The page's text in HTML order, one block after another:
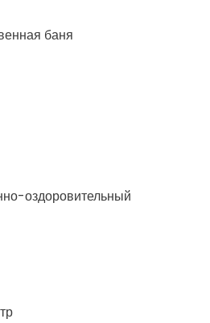
баня
оздоровительный